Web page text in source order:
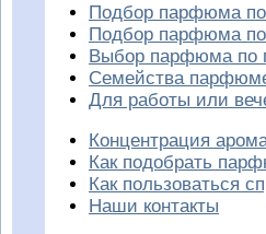
Подбор парфюма
Подбор парфюма
Выбор парфюма по
Семейства
Для работы или
Концентрация
Как подобрать
Как пользоваться
Наши контакты